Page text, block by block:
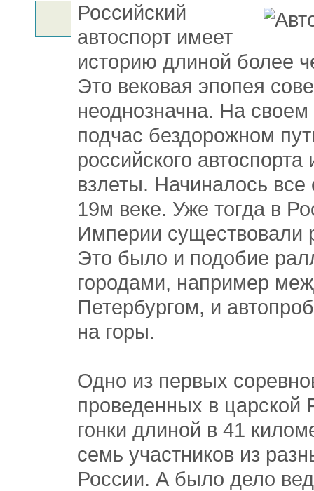
Российский
автоспорт имеет
историю длиной более
Это вековая эпопея
неоднозначна. На своем
подчас бездорожном
российского
взлеты. Начиналось
19м веке. Уже тогда в
Империи существовали
Это было и подобие
городами, например
Петербургом, и
на горы.
Одно из первых
проведенных в царской
гонки длиной в 41
семь участников из
России. А было дело